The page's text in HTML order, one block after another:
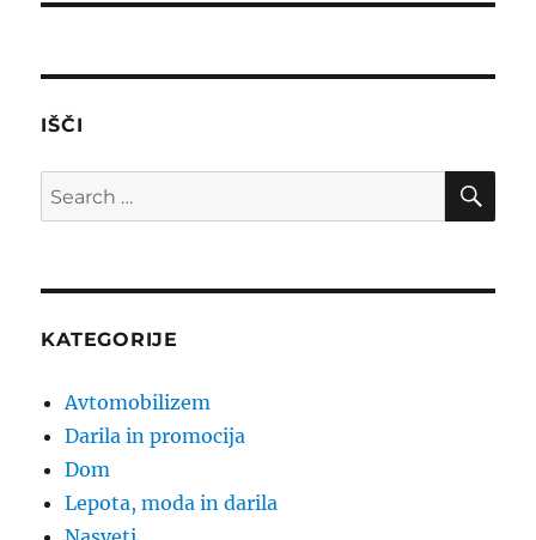
IŠČI
Search
for:
KATEGORIJE
Avtomobilizem
Darila in promocija
Dom
Lepota, moda in darila